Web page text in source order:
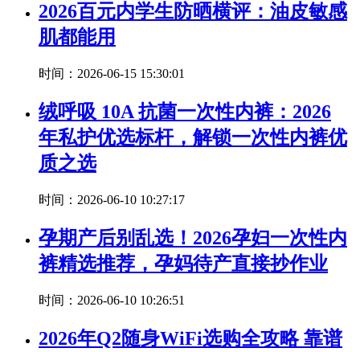
2026百元内学生防晒横评：油皮敏感
肌都能用
时间：2026-06-15 15:30:01
绒呼吸 10A 抗菌一次性内裤：2026
年私护优选标杆，解锁一次性内裤优
质之选
时间：2026-06-10 10:27:17
孕期产后别乱选！2026孕妇一次性内
裤精选推荐，孕妈待产直接抄作业
时间：2026-06-10 10:26:51
2026年Q2随身WiFi选购全攻略 靠谱